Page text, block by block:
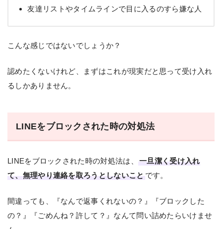
友達リストやタイムラインで目に入るのすら嫌な人
こんな感じではないでしょうか？
認めたくないけれど、まずはこれが現実だと思って受け入れ
るしかありません。
LINEをブロックされた時の対処法
LINEをブロックされた時の対処法は、
一旦潔く受け入れ
て、無理やり連絡を取ろうとしないこと です。
間違っても、『なんで返事くれないの？』『ブロックした
の？』『ごめんね？許して？』なんて問い詰めたらいけませ